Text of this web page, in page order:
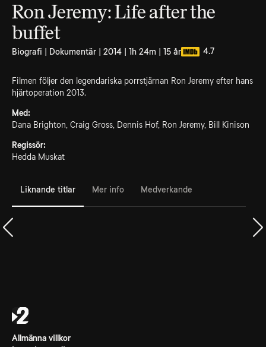
Ron Jeremy: Life after the
buffet
Biografi | Dokumentär | 2014 | 1h 24m | 15 år 4.7
Filmen följer den legendariska porrstjärnan Ron Jeremy efter hans
hjärtoperation 2013.
Med:
Dana Brighton, Craig Gross, Dennis Hof, Ron Jeremy, Bill Kinison
Regissör:
Hedda Muskat
Liknande titlar Mer info Medverkande
Allmänna villkor